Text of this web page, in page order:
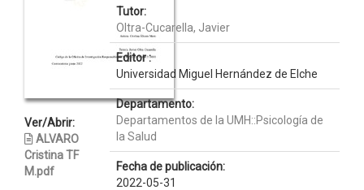
Ver/Abrir:
ALVARO
Cristina TF
M.pdf
Tutor:
Oltra-Cucarella, Javier
Editor :
Universidad Miguel Hernández de Elche
Departamento:
Departamentos de la UMH::Psicología de
la Salud
Fecha de publicación:
2022-05-31